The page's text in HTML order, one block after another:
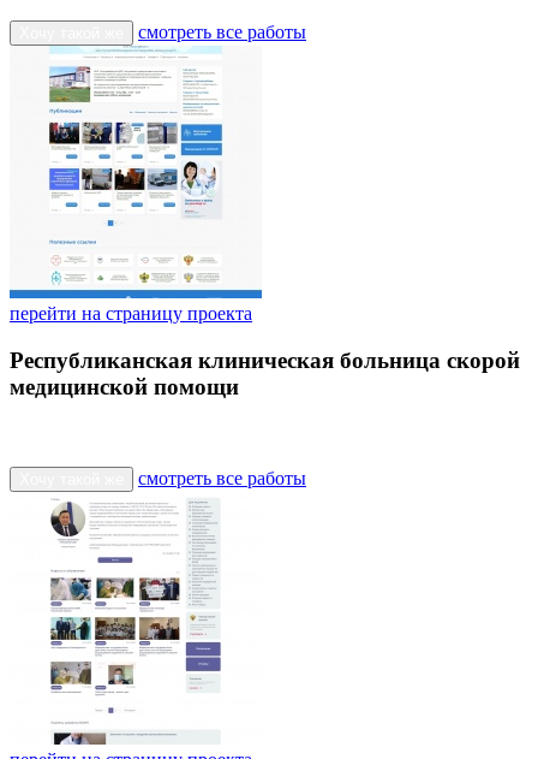
смотреть все работы
перейти на страницу проекта
Республиканская клиническая больница скорой
медицинской помощи
смотреть все работы